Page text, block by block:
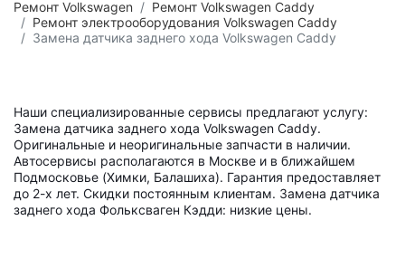
Ремонт Volkswagen
Ремонт Volkswagen Caddy
Ремонт электрооборудования Volkswagen Caddy
Замена датчика заднего хода Volkswagen Caddy
Наши специализированные сервисы предлагают услугу:
Замена датчика заднего хода Volkswagen Caddy.
Оригинальные и неоригинальные запчасти в наличии.
Автосервисы располагаются в Москве и в ближайшем
Подмосковье (Химки, Балашиха). Гарантия предоставляет
до 2-х лет. Скидки постоянным клиентам. Замена датчика
заднего хода Фольксваген Кэдди: низкие цены.